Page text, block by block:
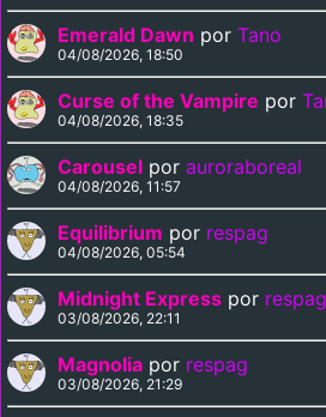
Emerald Dawn por Tano
04/08/2026, 18:50
Curse of the Vampire por
04/08/2026, 18:35
Carousel por auroraboreal
04/08/2026, 11:57
Equilibrium por respag
04/08/2026, 05:54
Midnight Express por respag
03/08/2026, 22:11
Magnolia por respag
03/08/2026, 21:29